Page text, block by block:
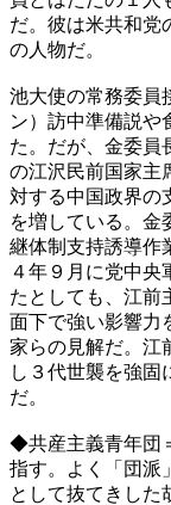
だ。彼は米共和党
の人物だ。
池大使の常務委員
ン）訪中準備説や
た。だが、金委員
の江沢民前国家主
対する中国政界の
を増している。金
継体制支持誘導作
４年９月に党中央
たとしても、江前
面下で強い影響力
家らの見解だ。江
し３代世襲を強固
だ。
◆共産主義青年団
指す。よく「団派
として抜てきした